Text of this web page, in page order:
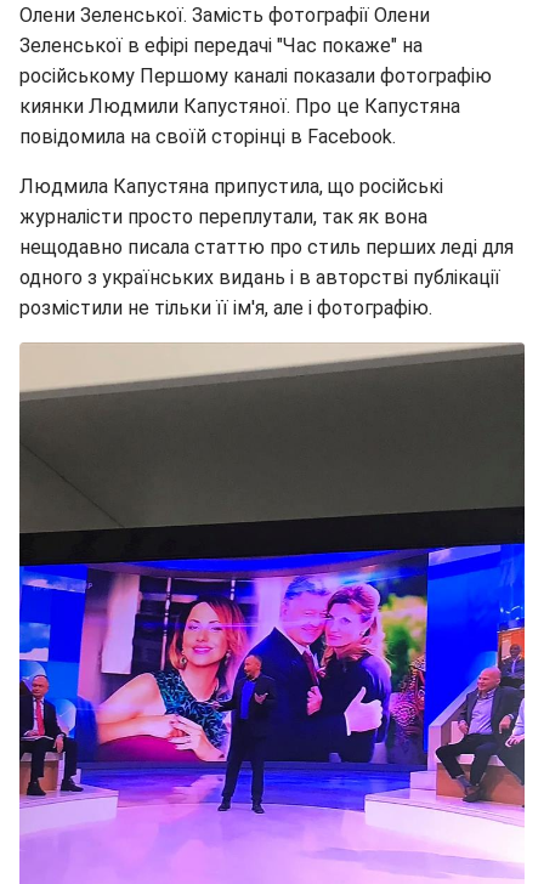
Олени Зеленської. Замість фотографії Олени
Зеленської в ефірі передачі "Час покаже" на
російському Першому каналі показали фотографію
киянки Людмили Капустяної. Про це Капустяна
повідомила на своїй сторінці в Facebook.
Людмила Капустяна припустила, що російські
журналісти просто переплутали, так як вона
нещодавно писала статтю про стиль перших леді для
одного з українських видань і в авторстві публікації
розмістили не тільки її ім'я, але і фотографію.